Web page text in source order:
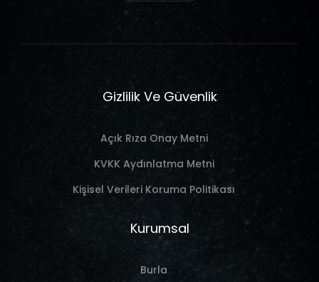
Gizlilik Ve Güvenlik
Açık Rıza Onay Metni
KVKK Aydınlatma Metni
Kişisel Verileri Koruma Politikası
Kurumsal
Burla